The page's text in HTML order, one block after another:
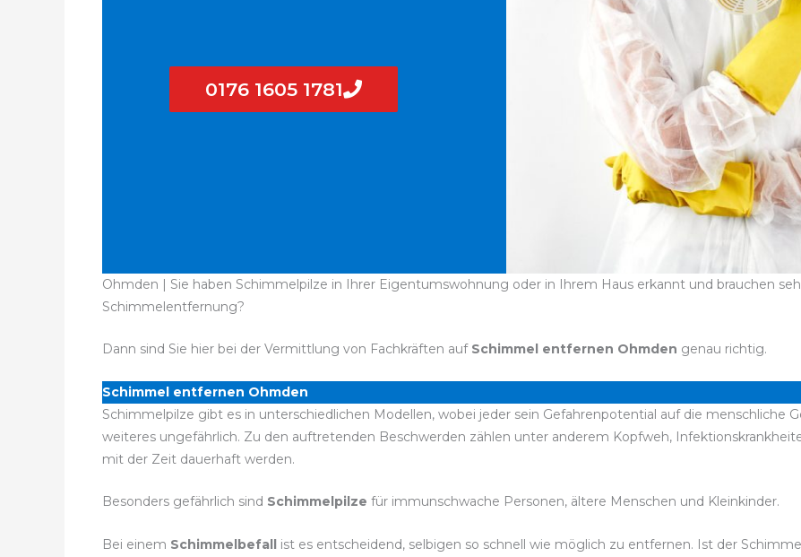
0176 1605 1781
Ohmden | Sie haben Schimmelpilze in Ihrer Eigentumswohnung oder in Ihrem Haus erkannt und brauchen
Schimmelentfernung?
Dann sind Sie hier bei der Vermittlung von Fachkräften auf Schimmel entfernen Ohmden genau richtig.
Schimmel entfernen Ohmden
Schimmelpilze gibt es in unterschiedlichen Modellen, wobei jeder sein Gefahrenpotential auf die menschliche
weiteres ungefährlich. Zu den auftretenden Beschwerden zählen unter anderem Kopfweh,
mit der Zeit dauerhaft werden.
Besonders gefährlich sind Schimmelpilze für immunschwache Personen, ältere Menschen und Kleinkinder.
Bei einem Schimmelbefall ist es entscheidend, selbigen so schnell wie möglich zu entfernen. Ist der